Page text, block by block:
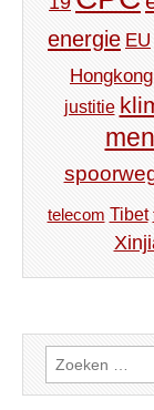
energie EU
Hongkong
justitie
telecom Tibet
Zoeken
naar: